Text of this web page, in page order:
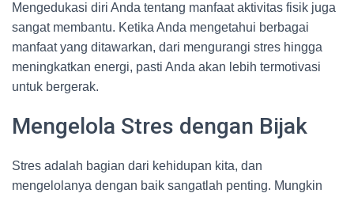
Mengedukasi diri Anda tentang manfaat aktivitas fisik juga
sangat membantu. Ketika Anda mengetahui berbagai
manfaat yang ditawarkan, dari mengurangi stres hingga
meningkatkan energi, pasti Anda akan lebih termotivasi
untuk bergerak.
Mengelola Stres dengan Bijak
Stres adalah bagian dari kehidupan kita, dan
mengelolanya dengan baik sangatlah penting. Mungkin